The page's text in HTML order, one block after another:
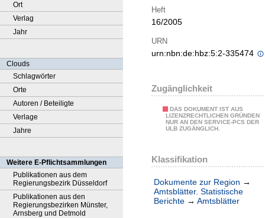
Ort
Verlag
Jahr
Clouds
Schlagwörter
Orte
Autoren / Beteiligte
Verlage
Jahre
Weitere E-Pflichtsammlungen
Publikationen aus dem
Regierungsbezirk Düsseldorf
Publikationen aus den
Regierungsbezirken Münster,
Arnsberg und Detmold
Heft
16/2005
URN
urn:nbn:de:hbz:5:2-335474
Zugänglichkeit
DAS DOKUMENT IST AUS
LIZENZRECHTLICHEN GRÜNDEN
NUR AN DEN SERVICE-PCS DER
ULB ZUGÄNGLICH.
Klassifikation
Dokumente zur Region →
Amtsblätter. Statistische
Berichte → Amtsblätter